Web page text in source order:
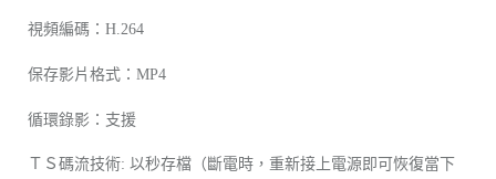
視頻編碼：H.264
保存影片格式：MP4
循環錄影：支援
ＴＳ碼流技術: 以秒存檔（斷電時，重新接上電源即可恢復當下